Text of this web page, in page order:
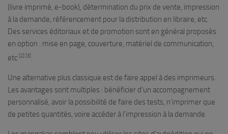
(livre imprimé, e-book), détermination du prix de vente, impression
à la demande, référencement pour la distribution en libraire, etc.
Des services éditoriaux et de promotion sont en général proposés
en option : mise en page, couverture, matériel de communication,
etc [2] [3].
Une alternative plus classique est de faire appel à des imprimeurs.
Les avantages sont multiples : bénéficier d’un accompagnement
personnalisé, avoir la possibilité de faire des tests, n’imprimer que
de petites quantités, voire accéder à l’impression à la demande.